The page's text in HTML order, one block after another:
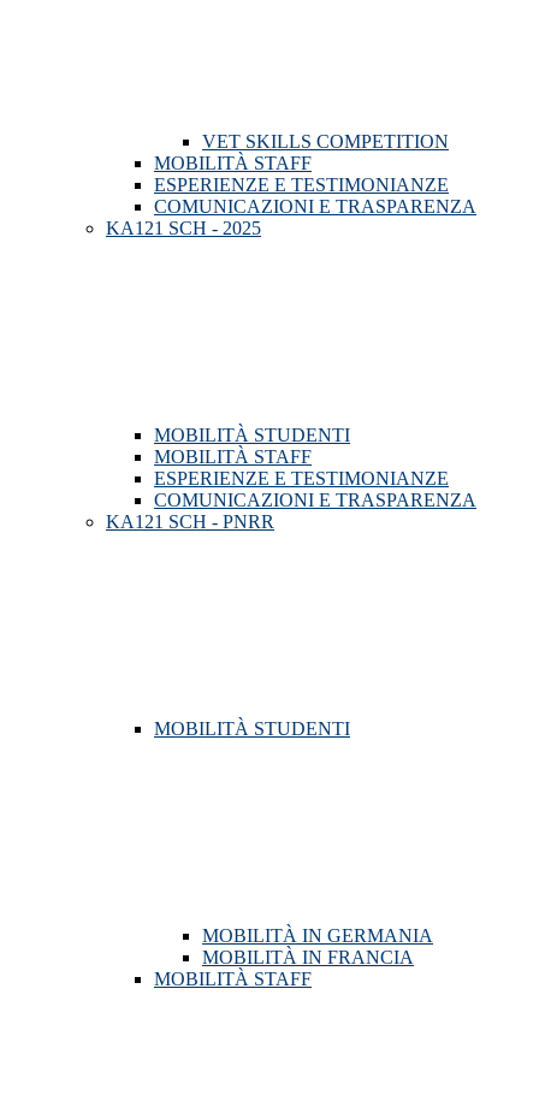
VET SKILLS COMPETITION
MOBILITÀ STAFF
ESPERIENZE E TESTIMONIANZE
COMUNICAZIONI E TRASPARENZA
KA121 SCH - 2025
MOBILITÀ STUDENTI
MOBILITÀ STAFF
ESPERIENZE E TESTIMONIANZE
COMUNICAZIONI E TRASPARENZA
KA121 SCH - PNRR
MOBILITÀ STUDENTI
MOBILITÀ IN GERMANIA
MOBILITÀ IN FRANCIA
MOBILITÀ STAFF